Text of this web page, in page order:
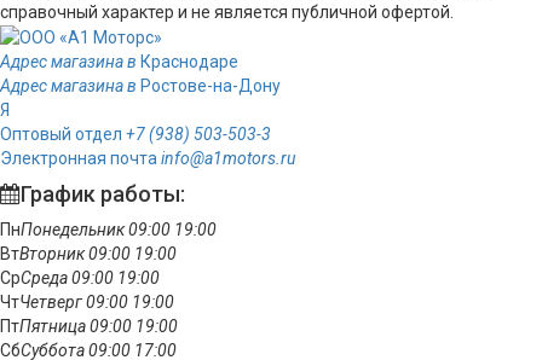
справочный характер и не является публичной офертой.
Адрес магазина в Краснодаре
Адрес магазина в Ростове-на-Дону
Я
Оптовый отдел +7 (938) 503-503-3
Электронная почта info@a1motors.ru
График работы:
ПнПонедельник09:00 19:00
ВтВторник09:00 19:00
СрСреда09:00 19:00
ЧтЧетверг09:00 19:00
ПтПятница09:00 19:00
СбСуббота09:00 17:00